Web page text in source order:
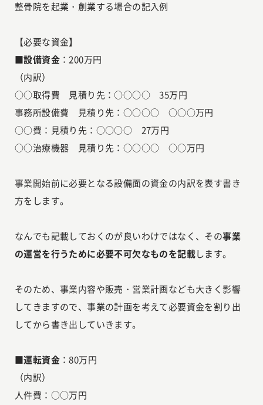
整骨院を起業・創業する場合の記入例
【必要な資金】
■設備資金 ：200万円
（内訳）
○○取得費 見積り先：○○○○ 35万円
事務所設備費 見積り先：○○○○ ○○○万円
○○費：見積り先：○○○○ 27万円
○○治療機器 見積り先：○○○○ ○○万円
事業開始前に必要となる設備面の資金の内訳を表す書き
方をします。
なんでも記載しておくのが良いわけではなく、その事業
の運営を行うために必要不可欠なものを記載します。
そのため、事業内容や販売・営業計画なども大きく影響
してきますので、事業の計画を考えて必要資金を割り出
してから書き出していきます。
■運転資金 ：80万円
（内訳）
人件費：○○万円